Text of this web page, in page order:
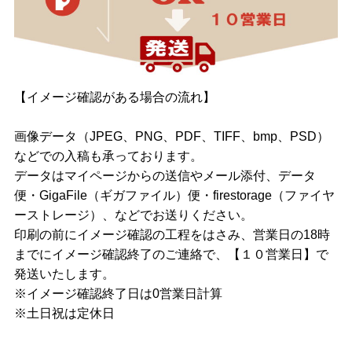
【イメージ確認がある場合の流れ】
画像データ（JPEG、PNG、PDF、TIFF、bmp、PSD）
などでの入稿も承っております。
データはマイページからの送信やメール添付、データ
便・GigaFile（ギガファイル）便・firestorage（ファイヤ
ーストレージ）、などでお送りください。
印刷の前にイメージ確認の工程をはさみ、営業日の18時
までにイメージ確認終了のご連絡で、【１０営業日】で
発送いたします。
※イメージ確認終了日は0営業日計算
※土日祝は定休日